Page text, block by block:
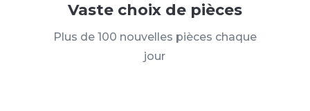
Vaste choix de pièces
Plus de 100 nouvelles pièces chaque
jour